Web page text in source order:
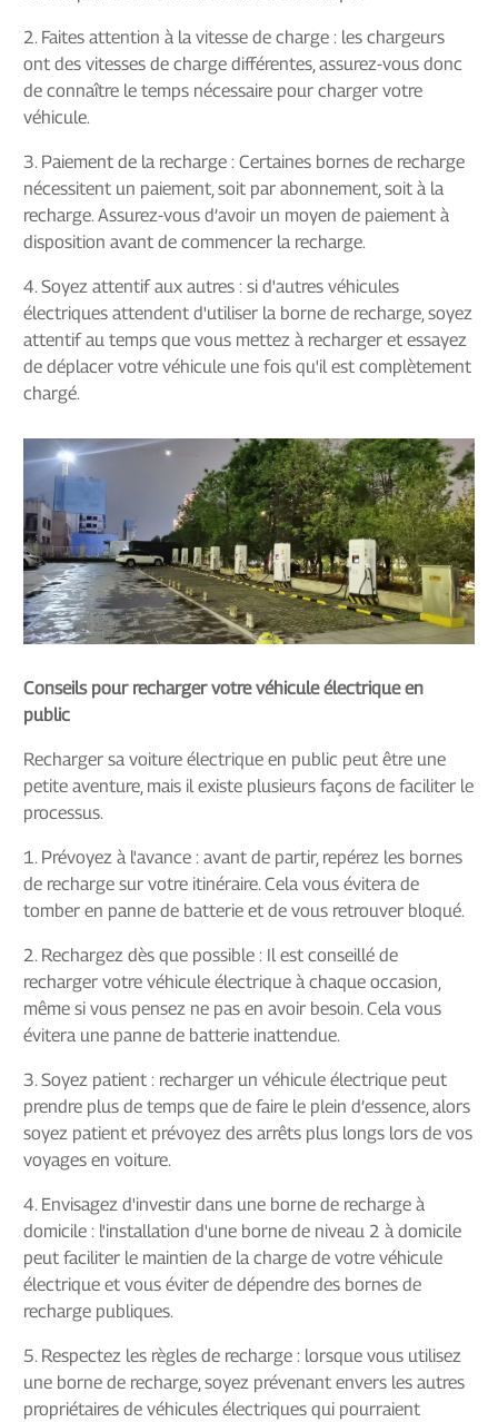
2. Faites attention à la vitesse de charge : les chargeurs
ont des vitesses de charge différentes, assurez-vous donc
de connaître le temps nécessaire pour charger votre
véhicule.
3. Paiement de la recharge : Certaines bornes de recharge
nécessitent un paiement, soit par abonnement, soit à la
recharge. Assurez-vous d’avoir un moyen de paiement à
disposition avant de commencer la recharge.
4. Soyez attentif aux autres : si d'autres véhicules
électriques attendent d'utiliser la borne de recharge, soyez
attentif au temps que vous mettez à recharger et essayez
de déplacer votre véhicule une fois qu'il est complètement
chargé.
Conseils pour recharger votre véhicule électrique en
public
Recharger sa voiture électrique en public peut être une
petite aventure, mais il existe plusieurs façons de faciliter le
processus.
1. Prévoyez à l'avance : avant de partir, repérez les bornes
de recharge sur votre itinéraire. Cela vous évitera de
tomber en panne de batterie et de vous retrouver bloqué.
2. Rechargez dès que possible : Il est conseillé de
recharger votre véhicule électrique à chaque occasion,
même si vous pensez ne pas en avoir besoin. Cela vous
évitera une panne de batterie inattendue.
3. Soyez patient : recharger un véhicule électrique peut
prendre plus de temps que de faire le plein d’essence, alors
soyez patient et prévoyez des arrêts plus longs lors de vos
voyages en voiture.
4. Envisagez d'investir dans une borne de recharge à
domicile : l'installation d'une borne de niveau 2 à domicile
peut faciliter le maintien de la charge de votre véhicule
électrique et vous éviter de dépendre des bornes de
recharge publiques.
5. Respectez les règles de recharge : lorsque vous utilisez
une borne de recharge, soyez prévenant envers les autres
propriétaires de véhicules électriques qui pourraient